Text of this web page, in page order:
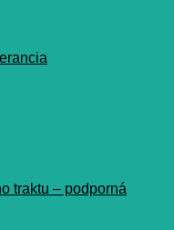
traktu – podporná